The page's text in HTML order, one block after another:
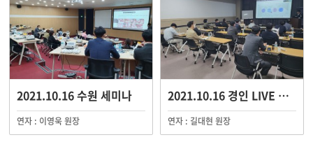
2021.10.16 수원 세미나
연자 : 이영욱 원장
2021.10.16 경인 LIVE 세미나
연자 : 길대현 원장